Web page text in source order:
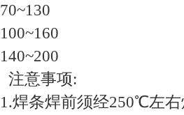
70~130
100~160
140~200
注意事项:
1.焊条焊前须经250℃左